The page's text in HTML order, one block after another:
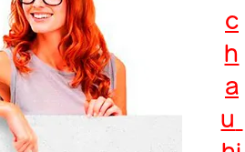
c
h
a
u